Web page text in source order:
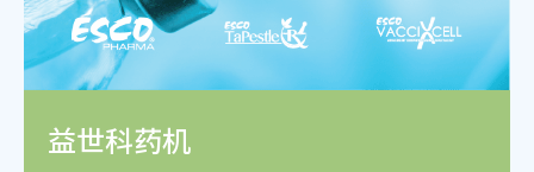
益世科药机